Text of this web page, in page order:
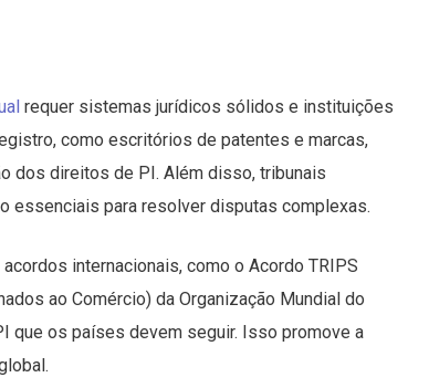
requer sistemas jurídicos sólidos e instituições
como escritórios de patentes e marcas,
dos direitos de PI. Além disso, tribunais
essenciais para resolver disputas complexas.
internacionais, como o Acordo TRIPS
ao Comércio) da Organização Mundial do
que os países devem seguir. Isso promove a